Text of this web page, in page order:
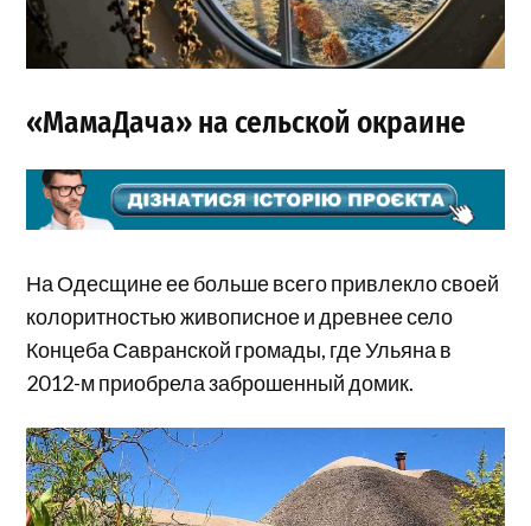
«МамаДача» на сельской окраине
На Одесщине ее больше всего привлекло своей
колоритностью живописное и древнее село
Концеба Савранской громады, где Ульяна в
2012-м приобрела заброшенный домик.